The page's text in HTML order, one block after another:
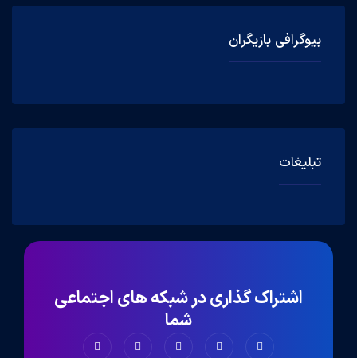
بیوگرافی بازیگران
تبلیغات
اشتراک گذاری در شبکه های اجتماعی
شما